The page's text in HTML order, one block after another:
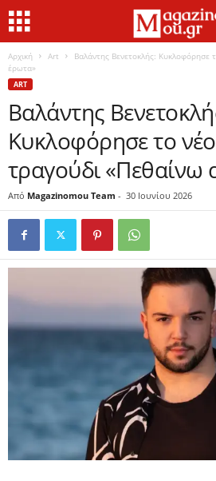
Αρχική Art
Βαλάντης Βενετοκλής: Κυκλοφόρησε
έρωτα»
ART
Βαλάντης
Κυκλοφόρησε το
τραγούδι «Πεθαίνω
Από Magazinomou Team - 30 Ιουνίου 2026